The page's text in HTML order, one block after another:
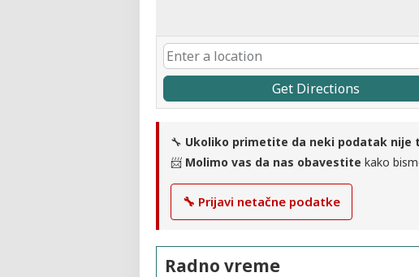
Get Directions
🔧 Ukoliko primetite da neki podatak nije
📨 Molimo vas da nas obavestite kako
🔧 Prijavi netačne podatke
Radno vreme